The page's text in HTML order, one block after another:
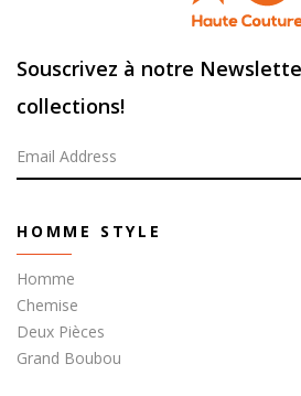
Souscrivez à notre
collections!
HOMME STYLE
Homme
Chemise
Deux Pièces
Grand Boubou